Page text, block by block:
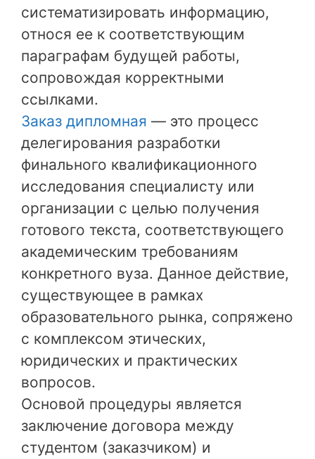
систематизировать информацию,
относя ее к соответствующим
параграфам будущей работы,
сопровождая корректными
ссылками.
Заказ дипломная — это процесс
делегирования разработки
финального квалификационного
исследования специалисту или
организации с целью получения
готового текста, соответствующего
академическим требованиям
конкретного вуза. Данное действие,
существующее в рамках
образовательного рынка, сопряжено
с комплексом этических,
юридических и практических
вопросов.
Основой процедуры является
заключение договора между
студентом (заказчиком) и